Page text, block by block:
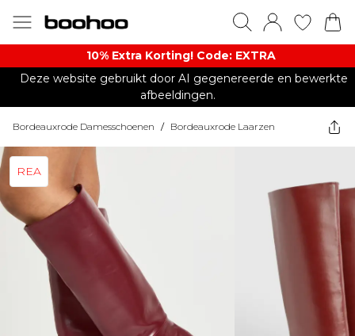
10% Extra Korting! Code: EXTRA​
Deze website gebruikt door AI gegenereerde en bewerkte
afbeeldingen.
Bordeauxrode Damesschoenen / Bordeauxrode Laarzen
REA